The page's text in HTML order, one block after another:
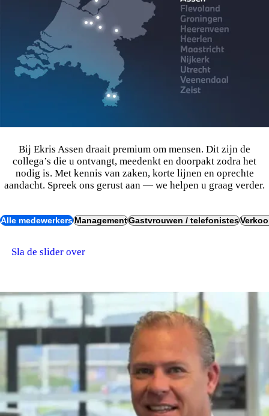
Bij Ekris Assen draait premium om mensen. Dit zijn de
collega’s die u ontvangt, meedenkt en doorpakt zodra het
nodig is. Met kennis van zaken, korte lijnen en oprechte
aandacht. Spreek ons gerust aan — we helpen u graag verder.
Alle medewerkersManagementGastvrouwen / telefonistes
VERANTWOORDELIJK & DICHTBIJ.
Sla de slider over